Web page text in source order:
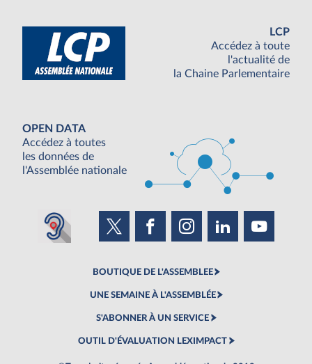
LCP
Accédez à toute
l'actualité de
la Chaine Parlementaire
OPEN DATA
Accédez à toutes
les données de
l'Assemblée nationale
BOUTIQUE DE L'ASSEMBLEE
UNE SEMAINE À L'ASSEMBLÉE
S'ABONNER À UN SERVICE
OUTIL D'ÉVALUATION LEXIMPACT